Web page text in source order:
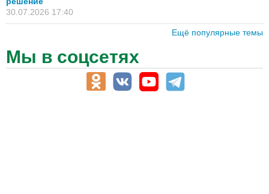
30.07.2026 17:40
Ещё популярные темы
Мы в соцсетях